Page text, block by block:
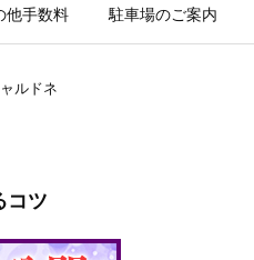
他手数料 駐車場のご案内
ルドネ
コツ